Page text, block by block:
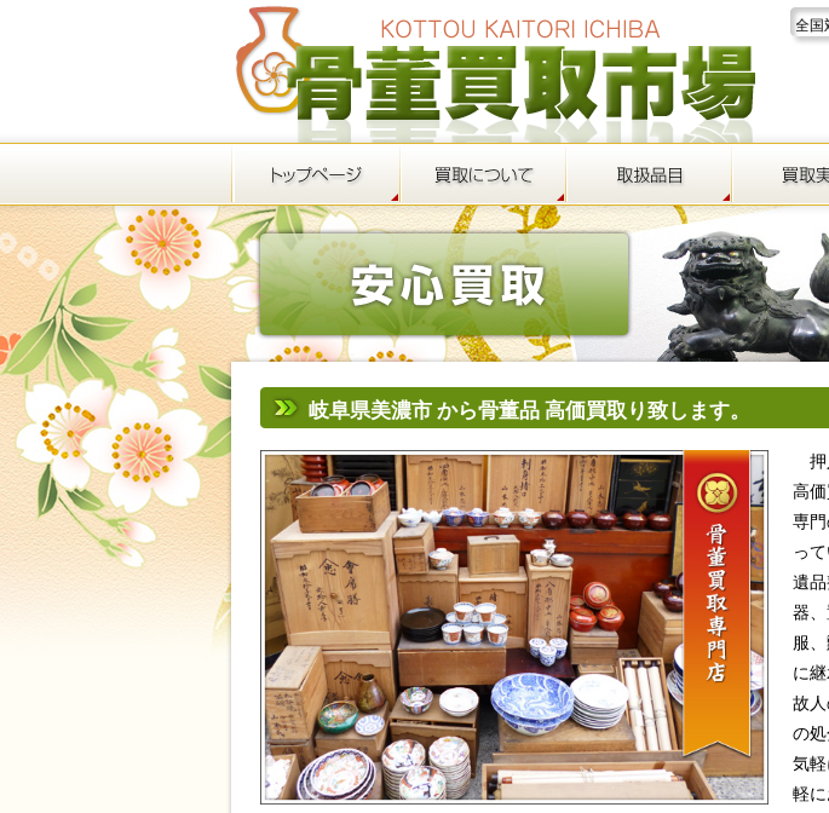
岐阜県美濃市 全国対応 骨董買取市場 骨
岐阜県美濃市 から骨董品 高価買取り致します。
押
高
専
っ
遺
器
服
に
故
の
気
軽に